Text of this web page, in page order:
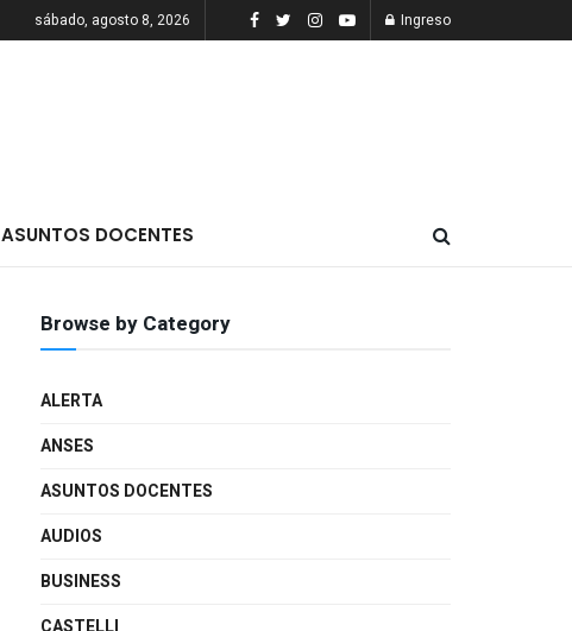
sábado, agosto 8, 2026 Ingreso
ASUNTOS DOCENTES
Browse by Category
ALERTA
ANSES
ASUNTOS DOCENTES
AUDIOS
BUSINESS